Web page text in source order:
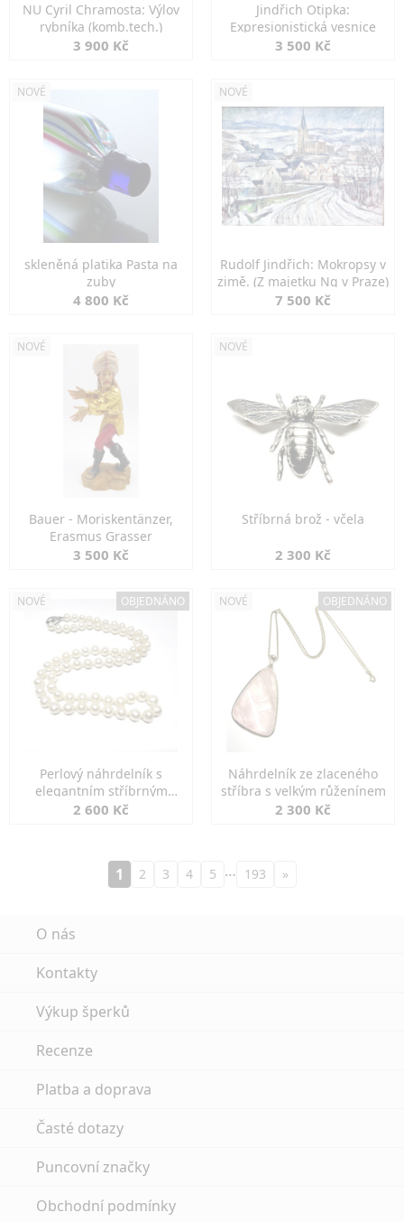
NU Cyril Chramosta: Výlov
rybníka (komb.tech.)
3 900 Kč
Jindřich Otipka:
Expresionistická vesnice
3 500 Kč
NOVÉ
skleněná platika Pasta na
zuby
4 800 Kč
NOVÉ
Rudolf Jindřich: Mokropsy v
zimě. (Z majetku Ng v Praze)
7 500 Kč
NOVÉ
Bauer - Moriskentänzer,
Erasmus Grasser
3 500 Kč
NOVÉ
Stříbrná brož - včela
2 300 Kč
NOVÉ OBJEDNÁNO
Perlový náhrdelník s
elegantním stříbrným
zapínáním
2 600 Kč
NOVÉ OBJEDNÁNO
Náhrdelník ze zlaceného
stříbra s velkým růženínem
2 300 Kč
1 2 3 4 5 … 193 »
O nás
Kontakty
Výkup šperků
Recenze
Platba a doprava
Časté dotazy
Puncovní značky
Obchodní podmínky